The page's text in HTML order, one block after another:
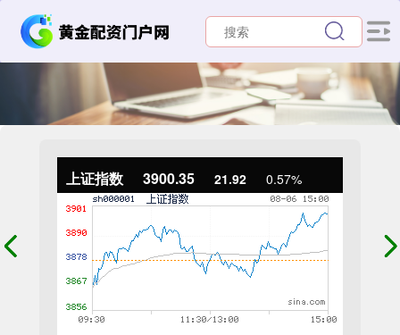
上证指数 3900.35 21.92 0.57%